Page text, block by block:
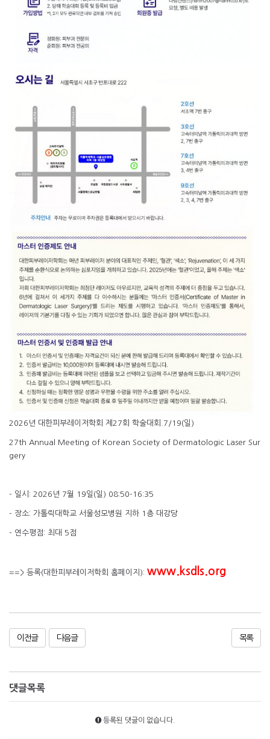
2026년 대한피부레이저학회 제27회 학술대회.7/19(일)
27th Annual Meeting of Korean Society of Dermatologic Laser Sur
gery
- 일시: 2026년 7월 19일(일) 08:50-16:35
- 장소: 가톨릭대학교 서울성모병원 지하 1층 대강당
- 연수평점: 최대 5점
==> 등록(대한피부레이저학회 홈페이지): www.ksdls.org
이전글 다음글 목록
댓글목록
등록된 댓글이 없습니다.